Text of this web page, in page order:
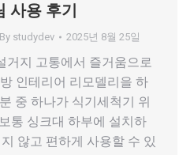
사용 후기
By studydev 2025년 8월 25일
거지 고통에서 즐거움으로
인테리어 리모델리을 하
중 하나가 식기세척기 위
통 싱크대 하부에 설치하
않고 편하게 사용할 수 있